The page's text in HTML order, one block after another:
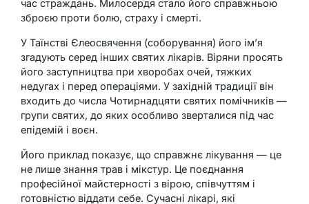
час страждань. Милосердя стало його справжньою
зброєю проти болю, страху і смерті.
У Таїнстві Єлеосвячення (соборування) його ім’я
згадують серед інших святих лікарів. Віряни просять
його заступництва при хворобах очей, тяжких
недугах і перед операціями. У західній традиції він
входить до числа Чотирнадцяти святих помічників —
групи святих, до яких особливо зверталися під час
епідемій і воєн.
Його приклад показує, що справжнє лікування — це
не лише знання трав і мікстур. Це поєднання
професійної майстерності з вірою, співчуттям і
готовністю віддати себе. Сучасні лікарі, які